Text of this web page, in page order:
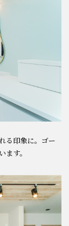
る印象に。ゴー
す。